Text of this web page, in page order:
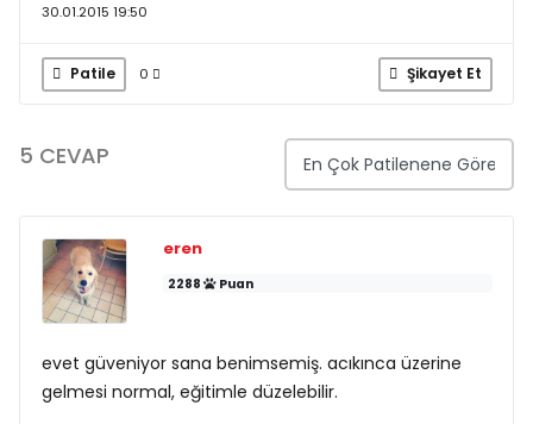
30.01.2015 19:50
Patile 0 Şikayet Et
5 CEVAP
eren
2288 Puan
evet güveniyor sana benimsemiş. acıkınca üzerine
gelmesi normal, eğitimle düzelebilir.